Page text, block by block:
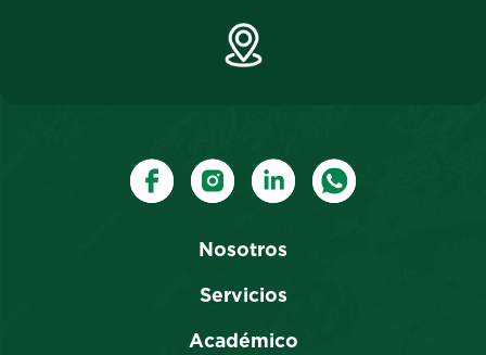
Nosotros
Servicios
Académico